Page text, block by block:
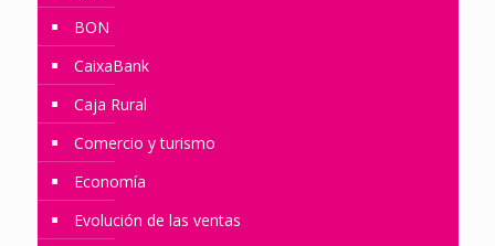
BON
CaixaBank
Caja Rural
Comercio y turismo
Economía
Evolución de las ventas